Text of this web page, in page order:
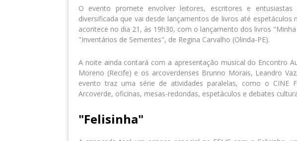
O evento promete envolver leitores, escritores e
diversificada que vai desde lançamentos de livros até espetáculos
acontece no dia 21, às 19h30, com o lançamento dos livros
"Inventários de Sementes", de Regina Carvalho (Olinda-PE).
A noite ainda contará com a apresentação musical do Encontro
Moreno (Recife) e os arcoverdenses Brunno Morais, Leandro
evento traz uma série de atividades paralelas, como o CINE
Arcoverde, oficinas, mesas-redondas, espetáculos e debates
"Felisinha"